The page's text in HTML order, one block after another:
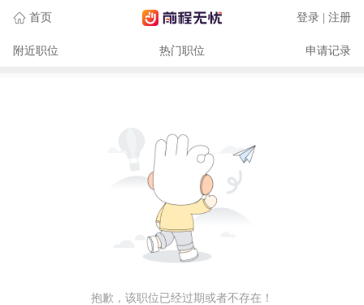
首页 登录 | 注册
附近职位 热门职位 申请记录
抱歉，该职位已经过期或者不存在！